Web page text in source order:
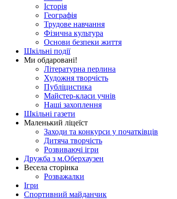
Історія
Географія
Трудове навчання
Фізична культура
Основи безпеки життя
Шкільні події
Ми обдаровані!
Літературна перлина
Художня творчість
Публіцистика
Майстер-класи учнів
Наші захоплення
Шкільні газети
Маленький ліцеїст
Заходи та конкурси у початківців
Дитяча творчість
Розвиваючі ігри
Дружба з м.Оберхаузен
Весела сторінка
Розважалки
Ігри
Спортивний майданчик